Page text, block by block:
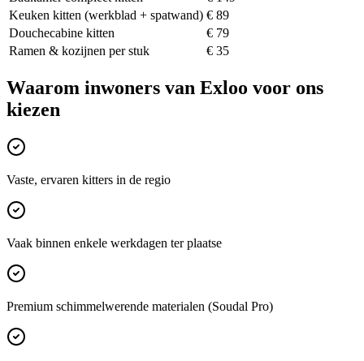
Keuken kitten (werkblad + spatwand) € 89
Douchecabine kitten
€ 79
Ramen & kozijnen per stuk
€ 35
Waarom inwoners van Exloo voor ons
kiezen
Vaste, ervaren kitters in de regio
Vaak binnen enkele werkdagen ter plaatse
Premium schimmelwerende materialen (Soudal Pro)